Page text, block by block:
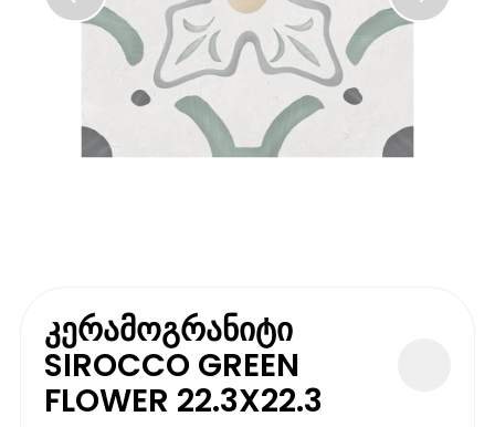
კერამოგრანიტი
SIROCCO GREEN
FLOWER 22.3X22.3